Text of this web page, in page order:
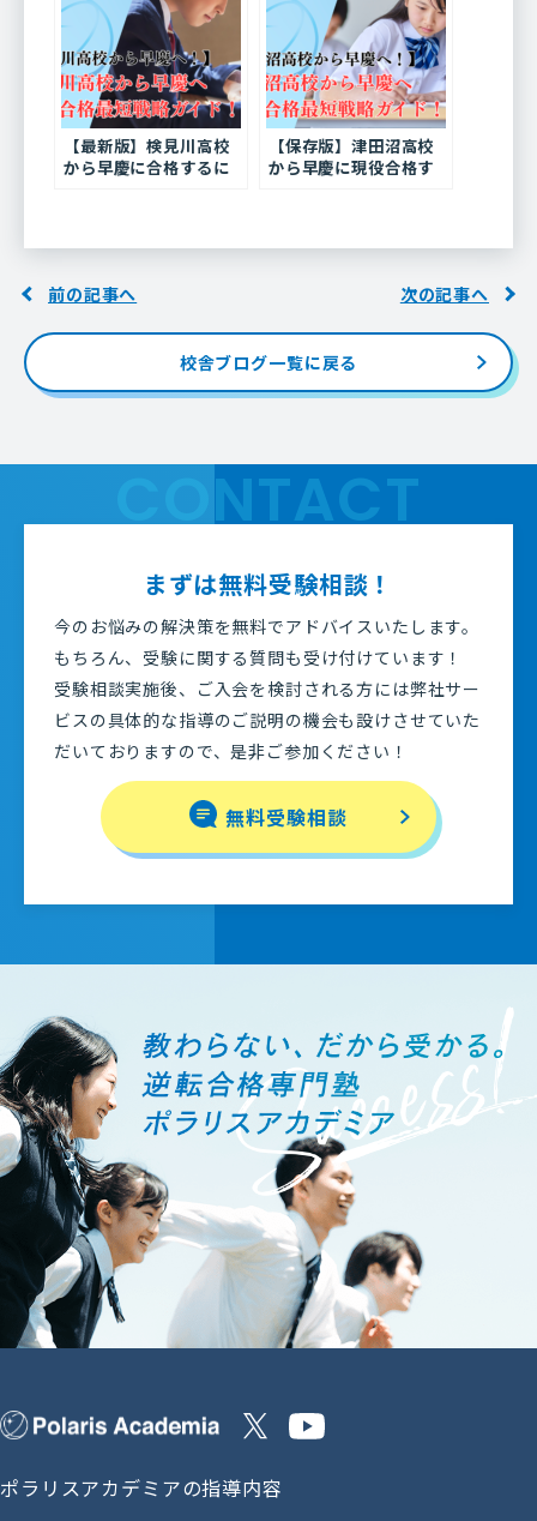
【最新版】検見川高校
から早慶に合格するに
【保存版】津田沼高校
から早慶に現役合格す
前の記事へ
校舎ブログ一覧に戻る
次の記事へ
CONTACT
まずは無料受験相談！
今のお悩みの解決策を無料でアドバイスいたします。
もちろん、受験に関する質問も受け付けています！
受験相談実施後、ご入会を検討される方には弊社サー
ビスの具体的な指導のご説明の機会も設けさせていた
だいておりますので、是非ご参加ください！
無料受験相談
ポラリスアカデミアの指導内容